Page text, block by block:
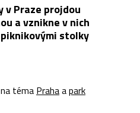
v Praze projdou
a vznikne v nich
stolky
téma Prahaapark